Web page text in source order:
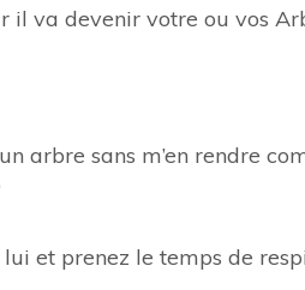
il va devenir votre ou vos
arbre sans m’en rendre
lui et prenez le temps de